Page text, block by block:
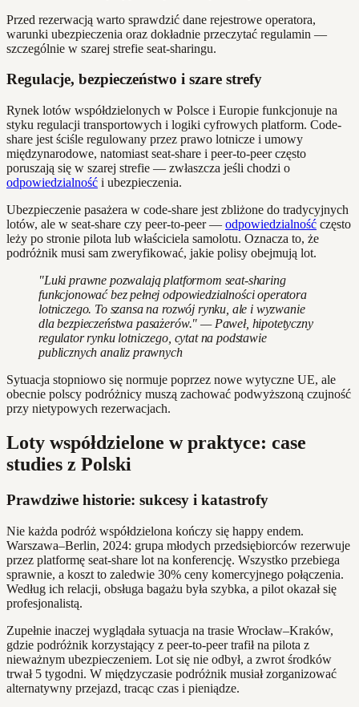
Przed rezerwacją warto sprawdzić dane rejestrowe operatora,
warunki ubezpieczenia oraz dokładnie przeczytać regulamin —
szczególnie w szarej strefie seat-sharingu.
Regulacje, bezpieczeństwo i szare strefy
Rynek lotów współdzielonych w Polsce i Europie funkcjonuje na
styku regulacji transportowych i logiki cyfrowych platform. Code-
share jest ściśle regulowany przez prawo lotnicze i umowy
międzynarodowe, natomiast seat-share i peer-to-peer często
poruszają się w szarej strefie — zwłaszcza jeśli chodzi o
odpowiedzialność i ubezpieczenia.
Ubezpieczenie pasażera w code-share jest zbliżone do tradycyjnych
lotów, ale w seat-share czy peer-to-peer — odpowiedzialność często
leży po stronie pilota lub właściciela samolotu. Oznacza to, że
podróżnik musi sam zweryfikować, jakie polisy obejmują lot.
"Luki prawne pozwalają platformom seat-sharing
funkcjonować bez pełnej odpowiedzialności operatora
lotniczego. To szansa na rozwój rynku, ale i wyzwanie
dla bezpieczeństwa pasażerów." — Paweł, hipotetyczny
regulator rynku lotniczego, cytat na podstawie
publicznych analiz prawnych
Sytuacja stopniowo się normuje poprzez nowe wytyczne UE, ale
obecnie polscy podróżnicy muszą zachować podwyższoną czujność
przy nietypowych rezerwacjach.
Loty współdzielone w praktyce: case
studies z Polski
Prawdziwe historie: sukcesy i katastrofy
Nie każda podróż współdzielona kończy się happy endem.
Warszawa–Berlin, 2024: grupa młodych przedsiębiorców rezerwuje
przez platformę seat-share lot na konferencję. Wszystko przebiega
sprawnie, a koszt to zaledwie 30% ceny komercyjnego połączenia.
Według ich relacji, obsługa bagażu była szybka, a pilot okazał się
profesjonalistą.
Zupełnie inaczej wyglądała sytuacja na trasie Wrocław–Kraków,
gdzie podróżnik korzystający z peer-to-peer trafił na pilota z
nieważnym ubezpieczeniem. Lot się nie odbył, a zwrot środków
trwał 5 tygodni. W międzyczasie podróżnik musiał zorganizować
alternatywny przejazd, tracąc czas i pieniądze.